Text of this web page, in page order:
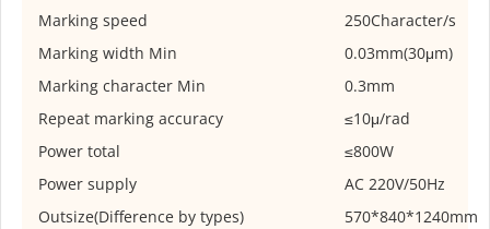
Marking speed
250Character/s
Marking width Min
0.03mm(30μm)
Marking character Min
0.3mm
Repeat marking accuracy
≤10μ/rad
Power total
≤800W
Power supply
AC 220V/50Hz
Outsize(Difference by types)
570*840*1240mm